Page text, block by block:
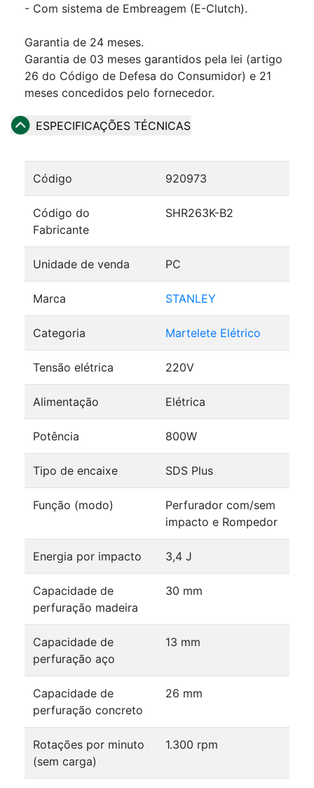
- Com sistema de Embreagem (E-Clutch).
Garantia de 24 meses.
Garantia de 03 meses garantidos pela lei (artigo
26 do Código de Defesa do Consumidor) e 21
meses concedidos pelo fornecedor.
ESPECIFICAÇÕES TÉCNICAS
Código 920973
Código do
Fabricante
SHR263K-B2
Unidade de venda PC
Marca STANLEY
Categoria Martelete Elétrico
Tensão elétrica 220V
Alimentação Elétrica
Potência 800W
Tipo de encaixe SDS Plus
Função (modo)
Perfurador com/sem
impacto e Rompedor
Energia por impacto 3,4 J
Capacidade de
perfuração madeira
30 mm
Capacidade de
perfuração aço
13 mm
Capacidade de
perfuração concreto
26 mm
Rotações por minuto
(sem carga)
1.300 rpm